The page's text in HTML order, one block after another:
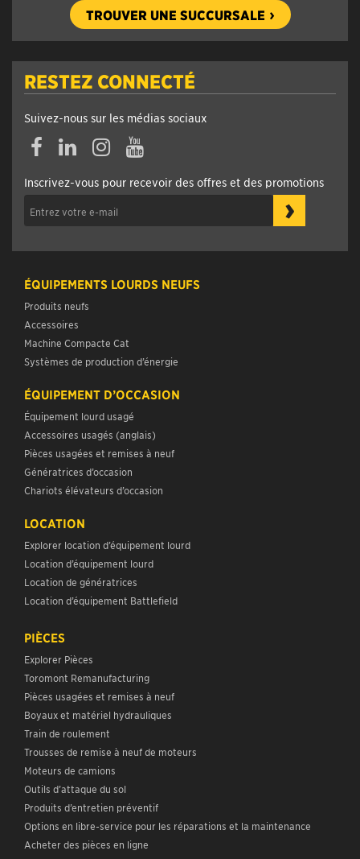
TROUVER UNE SUCCURSALE
RESTEZ CONNECTÉ
Suivez-nous sur les médias sociaux
Inscrivez-vous pour recevoir des offres et des promotions
›
ÉQUIPEMENTS LOURDS NEUFS
Produits neufs
Accessoires
Machine Compacte Cat
Systèmes de production d’énergie
ÉQUIPEMENT D’OCCASION
Équipement lourd usagé
Accessoires usagés (anglais)
Pièces usagées et remises à neuf
Génératrices d’occasion
Chariots élévateurs d’occasion
LOCATION
Explorer location d’équipement lourd
Location d’équipement lourd
Location de génératrices
Location d’équipement Battlefield
PIÈCES
Explorer Pièces
Toromont Remanufacturing
Pièces usagées et remises à neuf
Boyaux et matériel hydrauliques
Train de roulement
Trousses de remise à neuf de moteurs
Moteurs de camions
Outils d’attaque du sol
Produits d’entretien préventif
Options en libre-service pour les réparations et la maintenance
Acheter des pièces en ligne